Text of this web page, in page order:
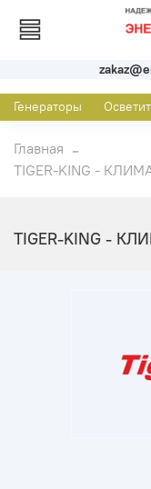
Генераторы
Главная
TIGER-KING -
TIGER-KING -